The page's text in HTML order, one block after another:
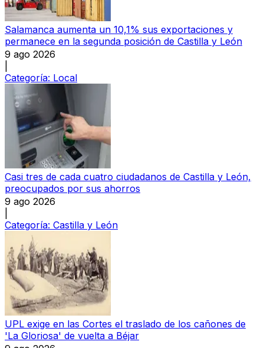
Salamanca aumenta un 10,1% sus exportaciones y
permanece en la segunda posición de Castilla y León
9 ago 2026
Categoría: Local
Casi tres de cada cuatro ciudadanos de Castilla y León,
preocupados por sus ahorros
9 ago 2026
Categoría: Castilla y León
UPL exige en las Cortes el traslado de los cañones de
'La Gloriosa' de vuelta a Béjar